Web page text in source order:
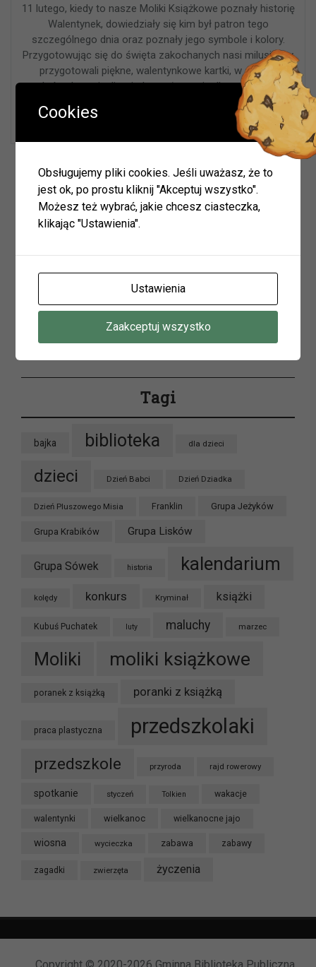
11 lutego, kiedy to nasze Moliki Książkowe poznały historię
Walentynek, dowiedziały się kim był patron tego
szczególnego dnia oraz poznały jego symbole i kolory.
Przygotowując się do święta zakochanych nasi milusińscy
przygotowali piękne, walentynkowe kartki, w środku
których wypisali wyjątkowe życzenia dla przyjaciół
i najbliższych. Nasi czytelnicy brali także udział w wielu
zabawach, w trakcie których musieli wykazać …
Wyszukiwarka
Archiwum
Tagi
bajka biblioteka dla dzieci
dzieci Dzień Babci Dzień Dziadka
Dzień Pluszowego Misia Franklin Grupa Jeżyków
Grupa Krabików Grupa Lisków
Grupa Sówek historia kalendarium
kolędy konkurs Kryminał książki
Kubuś Puchatek luty maluchy marzec
Moliki moliki książkowe
poranek z książką poranki z książką
praca plastyczna przedszkolaki
przedszkole przyroda rajd rowerowy
spotkanie styczeń Tolkien wakacje
walentynki wielkanoc wielkanocne jajo
wiosna wycieczka zabawa zabawy
zagadki zwierzęta życzenia
Cookies
Obsługujemy pliki cookies. Jeśli uważasz, że to
jest ok, po prostu kliknij "Akceptuj wszystko".
Możesz też wybrać, jakie chcesz ciasteczka,
klikając "Ustawienia".
Ustawienia
Zaakceptuj wszystko